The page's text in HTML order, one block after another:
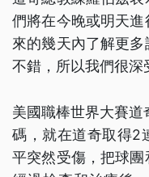
們將在今晚或明天
來的幾天內了解更
不錯，所​​以我們很深
美國職棒世界大賽
碼，就在道奇取得2
平突然受傷，把球